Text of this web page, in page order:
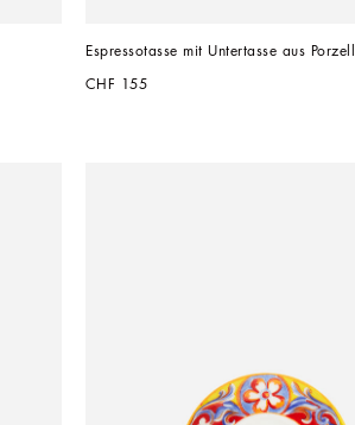
Espressotasse mit Untertasse aus
CHF 155